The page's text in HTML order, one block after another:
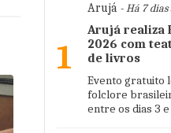
1
Arujá - Há 7
Arujá realiza
2026 com
de livros
Evento gratuito
folclore
entre os dias 3